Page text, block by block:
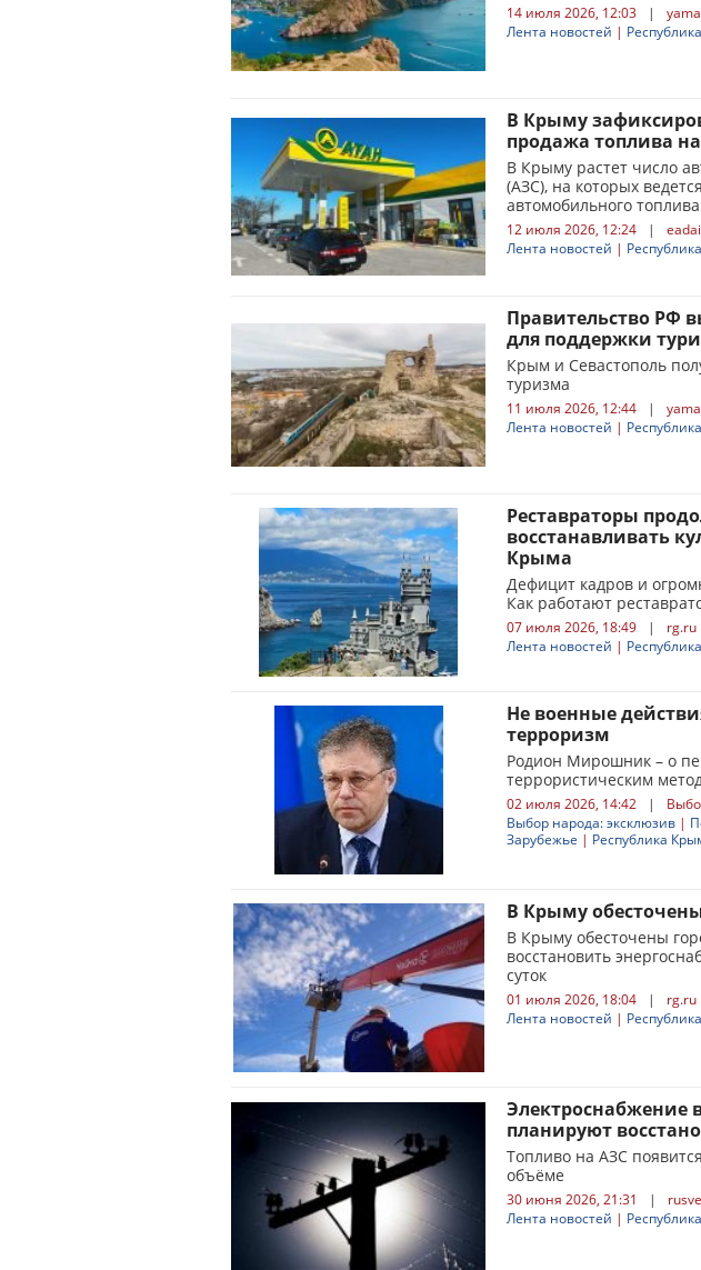
14 июля 2026, 12:03 |
Лента новостей |
В Крыму
продажа топлива
В Крыму растет число
(АЗС), на которых
автомобильного топлива
12 июля 2026, 12:24 |
Лента новостей |
Правительство РФ
для поддержки
Крым и Севастополь
туризма
11 июля 2026, 12:44 |
Лента новостей |
Реставраторы
восстанавливать
Крыма
Дефицит кадров и
Как работают
07 июля 2026, 18:49 |
rg.ru
Лента новостей |
Не военные
терроризм
Родион Мирошник – о
террористическим
02 июля 2026, 14:42 |
Выбор народа: эксклюзив |
Зарубежье | Республика
В Крыму
В Крыму обесточены
восстановить
суток
01 июля 2026, 18:04 |
rg.ru
Лента новостей |
Электроснабжение
планируют
Топливо на АЗС
объёме
30 июня 2026, 21:31 |
Лента новостей |